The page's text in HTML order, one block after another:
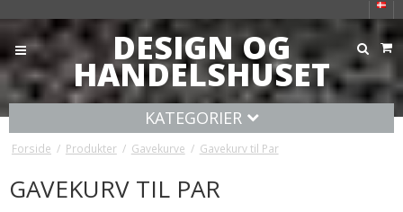
DESIGN OG
HANDELSHUSET
KATEGORIER
Forside / Produkter / Gavekurve / Gavekurv til Par
GAVEKURV TIL PAR